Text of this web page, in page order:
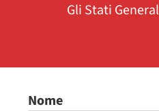
Gli Stati
Nome